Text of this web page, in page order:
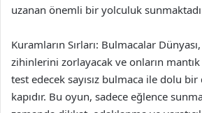
uzanan önemli bir yolculuk
Kuramların Sırları: Bulmacalar
zihinlerini zorlayacak ve onların
test edecek sayısız bulmaca ile dolu bir
kapıdır. Bu oyun, sadece eğlence